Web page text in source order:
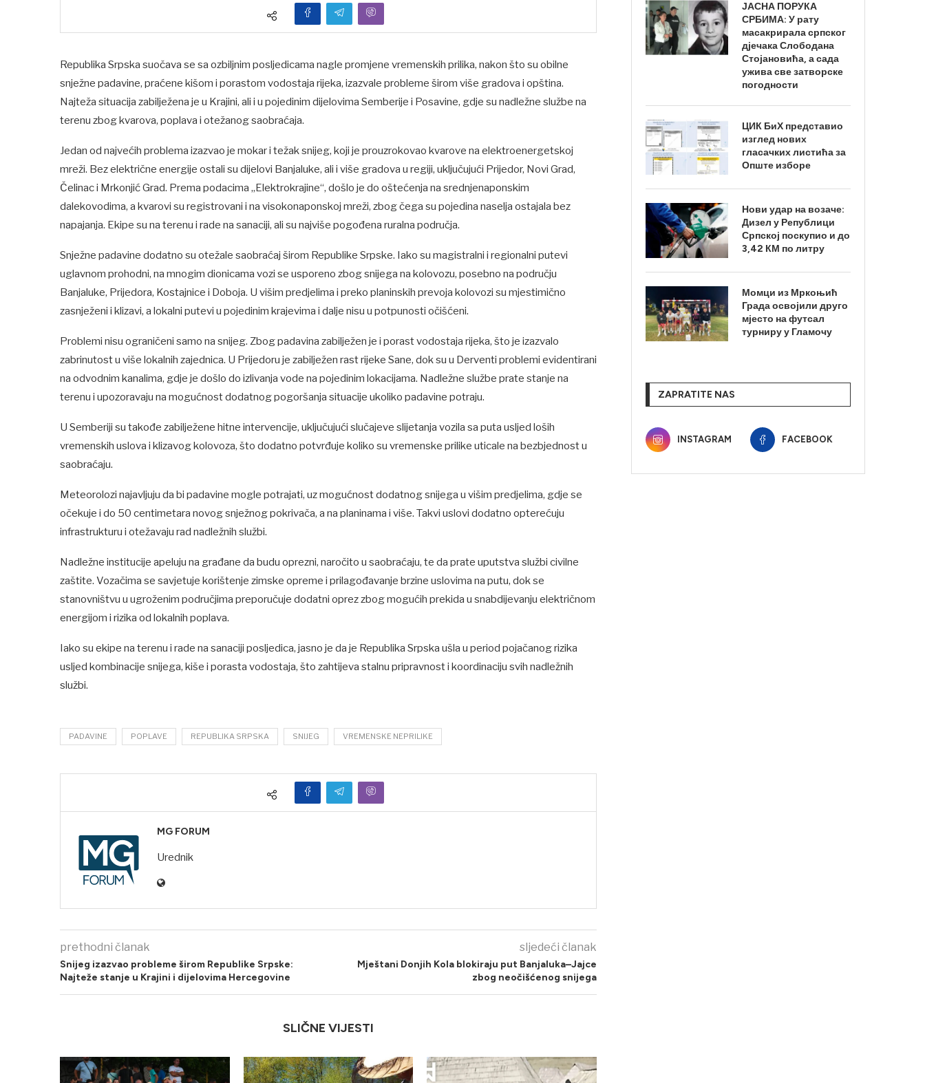
Republika Srpska suočava se sa ozbiljnim posljedicama nagle promjene vremenskih prilika, nakon što su obilne
snježne padavine, praćene kišom i porastom vodostaja rijeka, izazvale probleme širom više gradova i opština.
Najteža situacija zabilježena je u Krajini, ali i u pojedinim dijelovima Semberije i Posavine, gdje su nadležne službe na
terenu zbog kvarova, poplava i otežanog saobraćaja.
Jedan od najvećih problema izazvao je mokar i težak snijeg, koji je prouzrokovao kvarove na elektroenergetskoj
mreži. Bez električne energije ostali su dijelovi Banjaluke, ali i više gradova u regiji, uključujući Prijedor, Novi Grad,
Čelinac i Mrkonjić Grad. Prema podacima „Elektrokrajine“, došlo je do oštećenja na srednjenaponskim
dalekovodima, a kvarovi su registrovani i na visokonaponskoj mreži, zbog čega su pojedina naselja ostajala bez
napajanja. Ekipe su na terenu i rade na sanaciji, ali su najviše pogođena ruralna područja.
Snježne padavine dodatno su otežale saobraćaj širom Republike Srpske. Iako su magistralni i regionalni putevi
uglavnom prohodni, na mnogim dionicama vozi se usporeno zbog snijega na kolovozu, posebno na području
Banjaluke, Prijedora, Kostajnice i Doboja. U višim predjelima i preko planinskih prevoja kolovozi su mjestimično
zasnježeni i klizavi, a lokalni putevi u pojedinim krajevima i dalje nisu u potpunosti očišćeni.
Problemi nisu ograničeni samo na snijeg. Zbog padavina zabilježen je i porast vodostaja rijeka, što je izazvalo
zabrinutost u više lokalnih zajednica. U Prijedoru je zabilježen rast rijeke Sane, dok su u Derventi problemi evidentirani
na odvodnim kanalima, gdje je došlo do izlivanja vode na pojedinim lokacijama. Nadležne službe prate stanje na
terenu i upozoravaju na mogućnost dodatnog pogoršanja situacije ukoliko padavine potraju.
U Semberiji su takođe zabilježene hitne intervencije, uključujući slučajeve slijetanja vozila sa puta usljed loših
vremenskih uslova i klizavog kolovoza, što dodatno potvrđuje koliko su vremenske prilike uticale na bezbjednost u
saobraćaju.
Meteorolozi najavljuju da bi padavine mogle potrajati, uz mogućnost dodatnog snijega u višim predjelima, gdje se
očekuje i do 50 centimetara novog snježnog pokrivača, a na planinama i više. Takvi uslovi dodatno opterećuju
infrastrukturu i otežavaju rad nadležnih službi.
Nadležne institucije apeluju na građane da budu oprezni, naročito u saobraćaju, te da prate uputstva službi civilne
zaštite. Vozačima se savjetuje korištenje zimske opreme i prilagođavanje brzine uslovima na putu, dok se
stanovništvu u ugroženim područjima preporučuje dodatni oprez zbog mogućih prekida u snabdijevanju električnom
energijom i rizika od lokalnih poplava.
Iako su ekipe na terenu i rade na sanaciji posljedica, jasno je da je Republika Srpska ušla u period pojačanog rizika
usljed kombinacije snijega, kiše i porasta vodostaja, što zahtijeva stalnu pripravnost i koordinaciju svih nadležnih
službi.
PADAVINE POPLAVE REPUBLIKA SRPSKA SNIJEG VREMENSKE NEPRILIKE
MG FORUM
Urednik
prethodni članak
Snijeg izazvao probleme širom Republike Srpske:
Najteže stanje u Krajini i dijelovima Hercegovine
sljedeći članak
Mještani Donjih Kola blokiraju put Banjaluka–Jajce
zbog neočišćenog snijega
SLIČNE VIJESTI
ЈАСНА ПОРУКА
СРБИМА: У рату
масакрирала српског
дјечака Слободана
Стојановића, а сада
ужива све затворске
погодности
ЦИК БиХ представио
изглед нових
гласачких листића за
Опште изборе
Нови удар на возаче:
Дизел у Републици
Српској поскупио и до
3,42 КМ по литру
Момци из Мркоњић
Града освојили друго
мјесто на футсал
турниру у Гламочу
ZAPRATITE NAS
INSTAGRAM FACEBOOK